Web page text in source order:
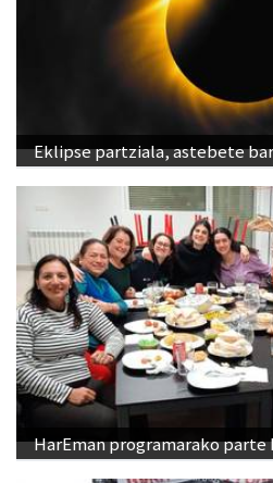
Eklipse partziala, astebete
HarEman programarako